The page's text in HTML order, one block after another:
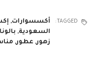
TAGGED: أكسسوارات,
السعودية,
زهور, عطور,